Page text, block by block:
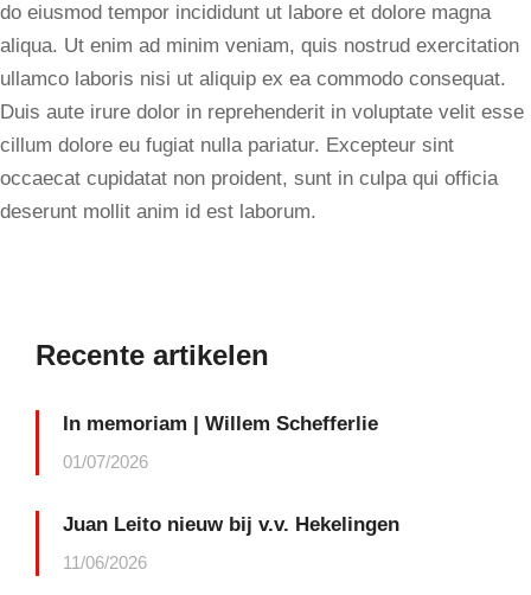
do eiusmod tempor incididunt ut labore et dolore magna
aliqua. Ut enim ad minim veniam, quis nostrud exercitation
ullamco laboris nisi ut aliquip ex ea commodo consequat.
Duis aute irure dolor in reprehenderit in voluptate velit esse
cillum dolore eu fugiat nulla pariatur. Excepteur sint
occaecat cupidatat non proident, sunt in culpa qui officia
deserunt mollit anim id est laborum.
Recente artikelen
In memoriam | Willem Schefferlie
01/07/2026
Juan Leito nieuw bij v.v. Hekelingen
11/06/2026